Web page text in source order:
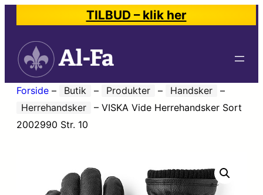
TILBUD – klik her
Forside – Butik – Produkter – Handsker
–
Herrehandsker
– VISKA Vide Herrehandsker Sort
2002990 Str. 10